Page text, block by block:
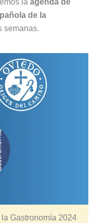
la agenda de
de la
semanas.
Gastronomía 2024